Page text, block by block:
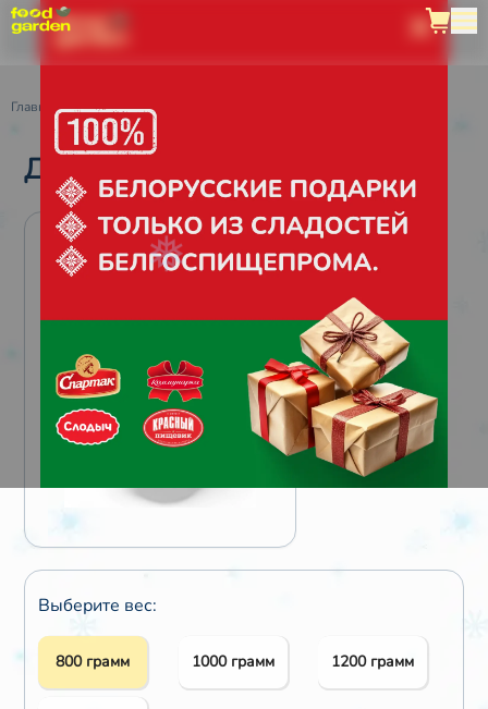
Главная/Каталог/VIP/Дед Мороз
ДЕД МОРОЗ
Выберите вес:
800 грамм 1000 грамм 1200 грамм